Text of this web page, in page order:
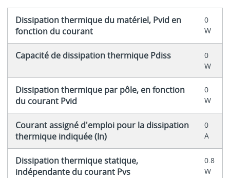
Dissipation thermique du matériel, Pvid en
fonction du courant
0
W
Capacité de dissipation thermique Pdiss
0
W
Dissipation thermique par pôle, en fonction
du courant Pvid
0
W
Courant assigné d'emploi pour la dissipation
thermique indiquée (In)
0
A
Dissipation thermique statique,
indépendante du courant Pvs
0.8
W